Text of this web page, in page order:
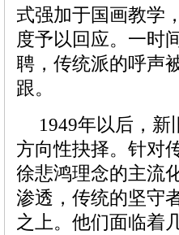
式强加于国画教学
度予以回应。一时
聘，传统派的呼声
跟。
1949年以后，
方向性抉择。针对
徐悲鸿理念的主流
渗透，传统的坚守
之上。他们面临着